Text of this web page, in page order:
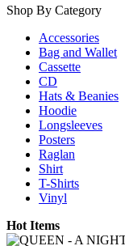
Shop By Category
Accessories
Bag and Wallet
Cassette
CD
Hats & Beanies
Hoodie
Longsleeves
Posters
Raglan
Shirt
T-Shirts
Vinyl
Hot Items